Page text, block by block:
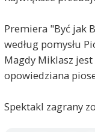
Premiera "Być jak
według pomysłu
Magdy Miklasz
opowiedziana
Spektakl zagrany